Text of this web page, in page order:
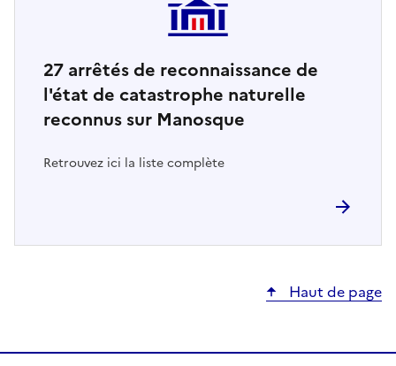
27 arrêtés de reconnaissance de
l'état de catastrophe naturelle
reconnus sur Manosque
Retrouvez ici la liste complète
Haut de page